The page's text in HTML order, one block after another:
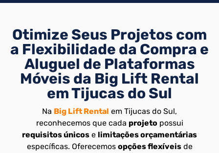
Otimize Seus Projetos com
a Flexibilidade da Compra e
Aluguel de Plataformas
Móveis da Big Lift Rental
em Tijucas do Sul
Na Big Lift Rental em Tijucas do Sul,
reconhecemos que cada projetopossui
requisitos únicos e limitações orçamentárias
específicas. Oferecemos opções flexíveisde